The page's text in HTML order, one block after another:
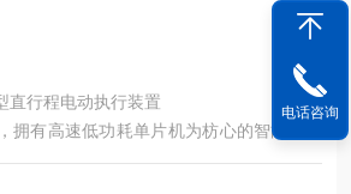
直行程电动执行装置
拥有高速低功耗单片机为枋心的智能信号
阀门或装置进行精确定位操作。
电话咨询